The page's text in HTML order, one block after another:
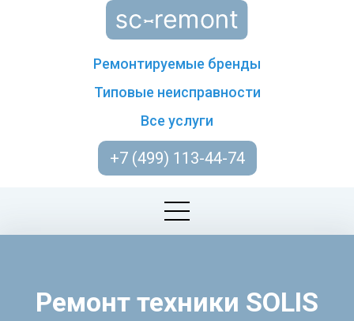
Ремонтируемые бренды
Типовые неисправности
Все услуги
+7 (499) 113-44-74
Ремонт техники SOLIS